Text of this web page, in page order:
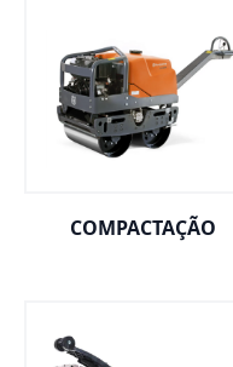
COMPACTAÇÃO